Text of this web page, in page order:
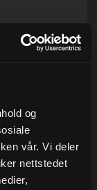
og
vår. Vi deler
nettstedet